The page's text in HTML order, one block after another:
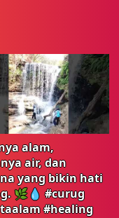
alam,
air, dan
yang bikin hati
🌿💧 #curug
#healing